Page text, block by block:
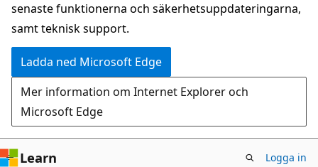
senaste funktionerna och säkerhetsuppdateringarna,
samt teknisk support.
Ladda ned Microsoft Edge
Mer information om Internet Explorer och
Microsoft Edge
Learn Logga in